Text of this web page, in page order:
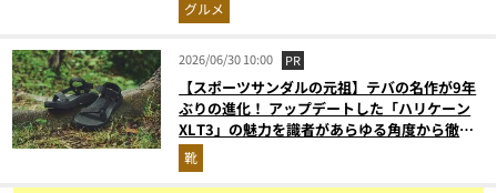
グルメ
2026/06/30 10:00 PR
【スポーツサンダルの元祖】テバの名作が9年
ぶりの進化！ アップデートした「ハリケーン
XLT3」の魅力を識者があらゆる角度から徹底
解説！
靴